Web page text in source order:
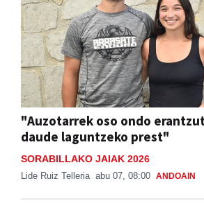
"Auzotarrek oso ondo
daude laguntzeko prest"
SORABILLAKO JAIAK 2026
Lide Ruiz Telleria abu 07, 08:00 ANDOAIN